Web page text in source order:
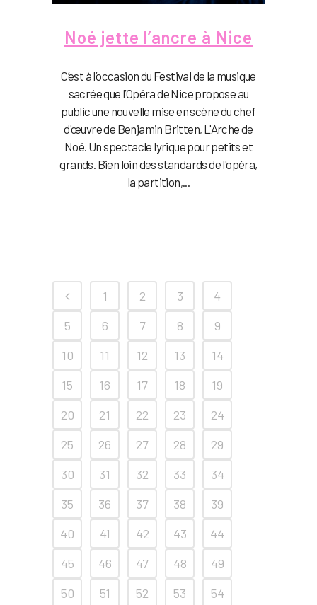
Noé jette l’ancre à Nice
C’est à l’occasion du Festival de la musique
sacrée que l’Opéra de Nice propose au
public une nouvelle mise en scène du chef
d'œuvre de Benjamin Britten, L'Arche de
Noé. Un spectacle lyrique pour petits et
grands. Bien loin des standards de l'opéra,
la partition,...
1 2 3
4
5
6 7 8
9
10
11 12 13
14
15
16 17 18
19
20
21 22 23
24
25
26 27 28
29
30
31 32 33
34
35
36 37 38
39
40
41 42 43
44
45
46 47 48
49
50
51 52 53
54